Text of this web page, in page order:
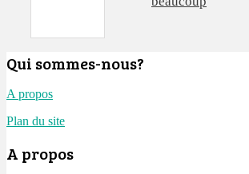
Qui sommes-nous?
A propos
Plan du site
A propos